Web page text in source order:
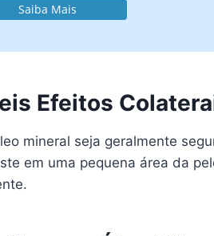
Saiba Mais
Efeitos
mineral seja geralmente
em uma pequena área da